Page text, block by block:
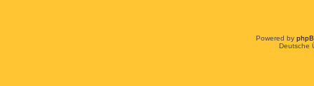
Powered by
Deutsche